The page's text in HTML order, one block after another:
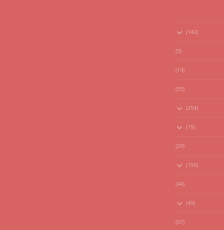
(142)
(9)
(14)
(55)
(254)
(19)
(29)
(150)
(44)
(49)
(97)